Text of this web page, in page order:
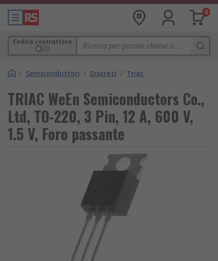
0
Codice costruttore
/ Semiconduttori / Discreti / Triac
TRIAC WeEn Semiconductors Co.,
Ltd, TO-220, 3 Pin, 12 A, 600 V,
1.5 V, Foro passante